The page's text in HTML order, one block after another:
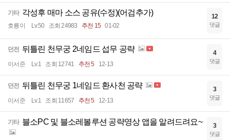
기타 각성후 매마 소스 공유(수정)(어검추가)
호룡이 Lv.50 조회 24983 추천 15 01-02
12
댓글
던전 뒤틀린 천무궁 2네임드 섭무 공략
이서준 Lv.1 조회 12741 추천 5 12-13
4
댓글
던전 뒤틀린 천무궁 1네임드 환사천 공략
이서준 Lv.1 조회 11657 추천 5 12-13
3
댓글
기타 블소PC 및 블소레볼루션 공략영상 앱을 알려드려요~ 3
댓글